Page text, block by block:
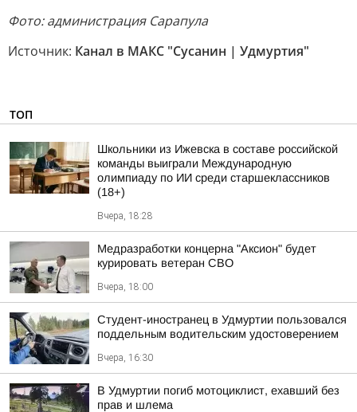
Фото: администрация Сарапула
Источник: Канал в МАКС "Сусанин | Удмуртия"
ТОП
Школьники из Ижевска в составе российской
команды выиграли Международную
олимпиаду по ИИ среди старшеклассников
(18+)
Вчера, 18:28
Медразработки концерна "Аксион" будет
курировать ветеран СВО
Вчера, 18:00
Студент-иностранец в Удмуртии пользовался
поддельным водительским удостоверением
Вчера, 16:30
В Удмуртии погиб мотоциклист, ехавший без
прав и шлема